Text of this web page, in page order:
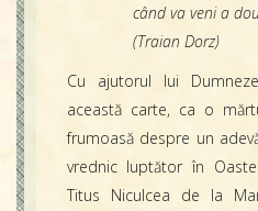
când va veni a
(Traian Dorz)
Cu ajutorul lui
această carte, ca o
frumoasă despre un
vrednic luptător în
Titus Niculcea de la